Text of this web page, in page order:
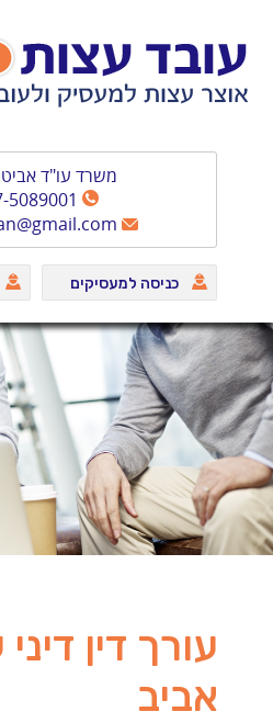
משרד עו"ד
5089001
כניסה למעסיקים
עורך דין
אביב